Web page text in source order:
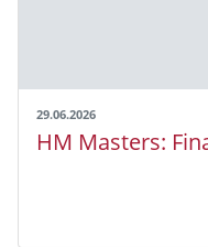
29.06.2026
HM Masters: